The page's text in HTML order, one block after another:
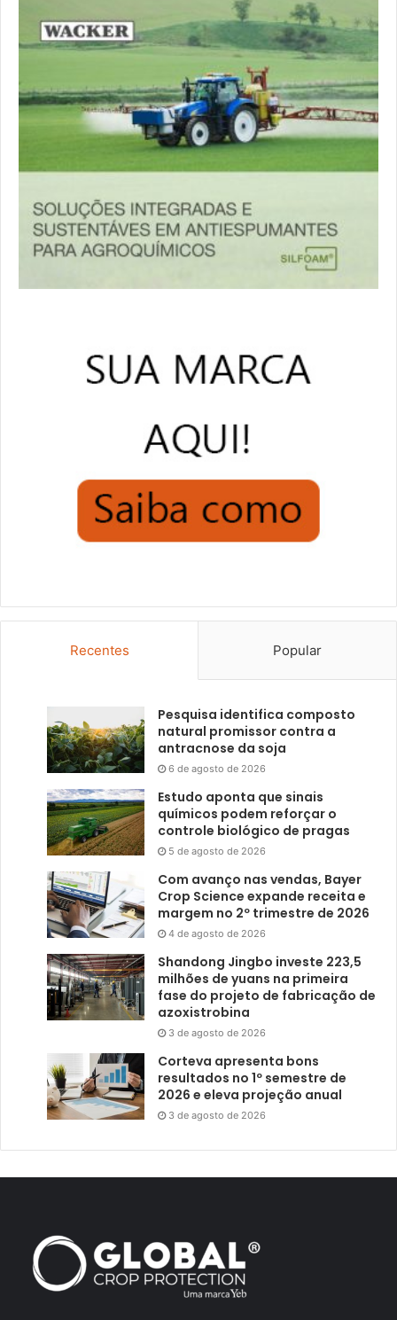
Recentes Popular
Pesquisa identifica composto
natural promissor contra a
antracnose da soja
6 de agosto de 2026
Estudo aponta que sinais
químicos podem reforçar o
controle biológico de pragas
5 de agosto de 2026
Com avanço nas vendas, Bayer
Crop Science expande receita e
margem no 2º trimestre de 2026
4 de agosto de 2026
Shandong Jingbo investe 223,5
milhões de yuans na primeira
fase do projeto de fabricação de
azoxistrobina
3 de agosto de 2026
Corteva apresenta bons
resultados no 1º semestre de
2026 e eleva projeção anual
3 de agosto de 2026